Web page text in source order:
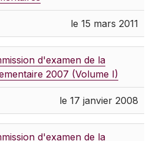
le 15 mars 2011
d'examen de la
2007 (Volume I)
le 17 janvier 2008
d'examen de la